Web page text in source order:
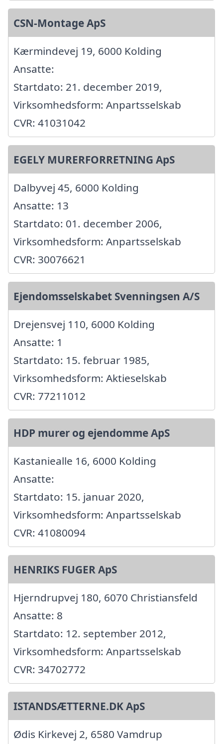
CSN-Montage ApS
Kærmindevej 19, 6000 Kolding
Ansatte:
Startdato: 21. december 2019,
Virksomhedsform: Anpartsselskab
CVR: 41031042
EGELY MURERFORRETNING ApS
Dalbyvej 45, 6000 Kolding
Ansatte: 13
Startdato: 01. december 2006,
Virksomhedsform: Anpartsselskab
CVR: 30076621
Ejendomsselskabet Svenningsen A/S
Drejensvej 110, 6000 Kolding
Ansatte: 1
Startdato: 15. februar 1985,
Virksomhedsform: Aktieselskab
CVR: 77211012
HDP murer og ejendomme ApS
Kastaniealle 16, 6000 Kolding
Ansatte:
Startdato: 15. januar 2020,
Virksomhedsform: Anpartsselskab
CVR: 41080094
HENRIKS FUGER ApS
Hjerndrupvej 180, 6070 Christiansfeld
Ansatte: 8
Startdato: 12. september 2012,
Virksomhedsform: Anpartsselskab
CVR: 34702772
ISTANDSÆTTERNE.DK ApS
Ødis Kirkevej 2, 6580 Vamdrup